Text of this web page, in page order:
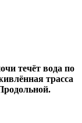
течёт вода по
трасса